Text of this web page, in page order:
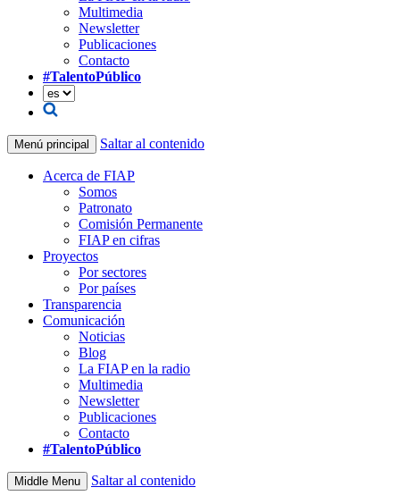
Multimedia
Newsletter
Publicaciones
Contacto
#TalentoPúblico
Menú principal Saltar al contenido
Acerca de FIAP
Somos
Patronato
Comisión Permanente
FIAP en cifras
Proyectos
Por sectores
Por países
Transparencia
Comunicación
Noticias
Blog
La FIAP en la radio
Multimedia
Newsletter
Publicaciones
Contacto
#TalentoPúblico
Middle Menu Saltar al contenido